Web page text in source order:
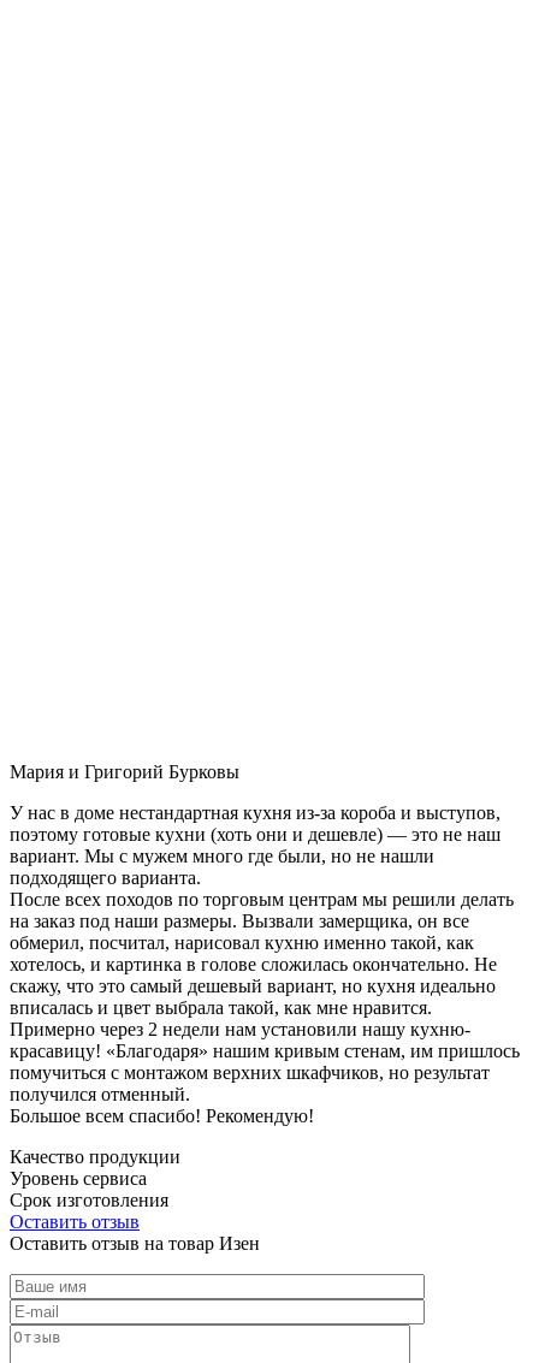
Мария и Григорий Бурковы
У нас в доме нестандартная кухня из-за короба и выступов,
поэтому готовые кухни (хоть они и дешевле) — это не наш
вариант. Мы с мужем много где были, но не нашли
подходящего варианта.
После всех походов по торговым центрам мы решили делать
на заказ под наши размеры. Вызвали замерщика, он все
обмерил, посчитал, нарисовал кухню именно такой, как
хотелось, и картинка в голове сложилась окончательно. Не
скажу, что это самый дешевый вариант, но кухня идеально
вписалась и цвет выбрала такой, как мне нравится.
Примерно через 2 недели нам установили нашу кухню-
красавицу! «Благодаря» нашим кривым стенам, им пришлось
помучиться с монтажом верхних шкафчиков, но результат
получился отменный.
Большое всем спасибо! Рекомендую!
Качество продукции
Уровень сервиса
Срок изготовления
Оставить отзыв
Оставить отзыв на товар Изен